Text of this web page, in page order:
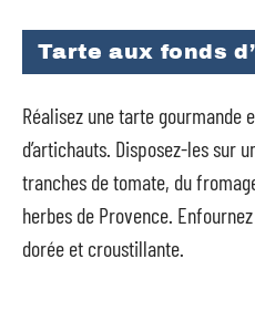
Tarte aux fonds
Réalisez une tarte gourmande
d’artichauts. Disposez-les sur
tranches de tomate, du
herbes de Provence.
dorée et croustillante.